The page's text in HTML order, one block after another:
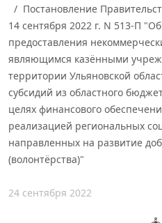
Постановление
14 сентября 2022 г. N 513-П
предоставления
являющимся казёнными
территории Ульяновской
субсидий из областного
целях финансового
реализацией региональных
направленных на развитие
(волонтёрства)"
24 сентября 2022